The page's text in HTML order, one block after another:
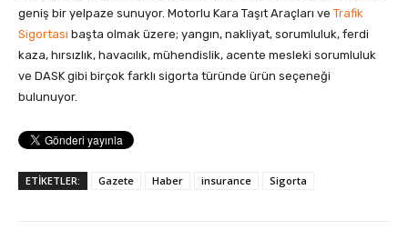
geniş bir yelpaze sunuyor. Motorlu Kara Taşıt Araçları ve Trafik
Sigortası başta olmak üzere; yangın, nakliyat, sorumluluk, ferdi
kaza, hırsızlık, havacılık, mühendislik, acente mesleki sorumluluk
ve DASK gibi birçok farklı sigorta türünde ürün seçeneği
bulunuyor.
ETİKETLER: Gazete Haber insurance Sigorta